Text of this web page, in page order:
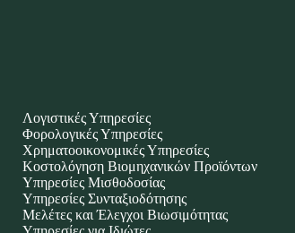
Λογιστικές Υπηρεσίες
Φορολογικές Υπηρεσίες
Χρηματοοικονομικές Υπηρεσίες
Κοστολόγηση Βιομηχανικών Προϊόντων
Υπηρεσίες Μισθοδοσίας
Υπηρεσίες Συνταξιοδότησης
Μελέτες και Έλεγχοι Βιωσιμότητας